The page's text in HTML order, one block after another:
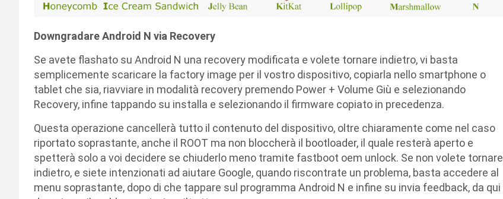
Downgradare Android N via Recovery
Se avete flashato su Android N una recovery modificata e volete tornare indietro, vi basta
semplicemente scaricare la factory image per il vostro dispositivo, copiarla nello smartphone o
tablet che sia, riavviare in modalità recovery premendo Power + Volume Giù e selezionando
Recovery, infine tappando su installa e selezionando il firmware copiato in precedenza.
Questa operazione cancellerà tutto il contenuto del dispositivo, oltre chiaramente come nel caso
riportato soprastante, anche il ROOT ma non bloccherà il bootloader, il quale resterà aperto e
spetterà solo a voi decidere se chiuderlo meno tramite fastboot oem unlock. Se non volete tornare
indietro, e siete intenzionati ad aiutare Google, quando riscontrate un problema, basta accedere al
menu soprastante, dopo di che tappare sul programma Android N e infine su invia feedback, da qui